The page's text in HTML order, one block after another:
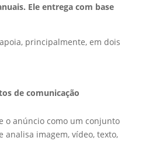
Ele entrega com base
principalmente, em dois
de comunicação
o anúncio como um conjunto
analisa imagem, vídeo, texto,